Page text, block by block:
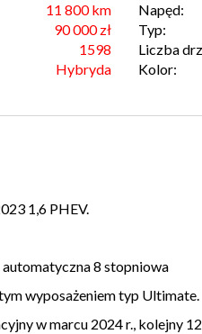
11 800 km
90 000 zł
1598
Hybryda
Napęd:
Typ:
Liczba
Kolor:
1,6 PHEV.
8 stopniowa
wyposażeniem typ Ultimate.
w marcu 2024 r., kolejny